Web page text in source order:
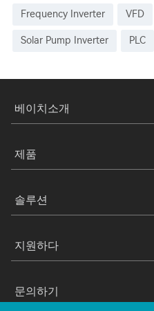
Frequency Inverter VFD
Solar Pump Inverter PLC
베이치소개
제품
솔루션
지원하다
문의하기